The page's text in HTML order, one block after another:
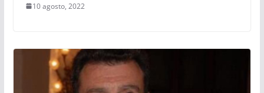
10 agosto, 2022